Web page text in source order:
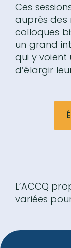
Ces
auprès des
colloques
un grand
qui y voient
d’élargir
L’ACCQ
variées